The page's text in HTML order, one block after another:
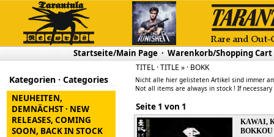
Startseite/Main Page · Warenkorb/Shopping Cart
Kategorien · Categories
NEUHEITEN,
DEMNÄCHST · NEW
RELEASES, COMING
SOON, BACK IN STOCK
TITEL · TITLE » · BOKK
Nicht alle hier gelisteten Artikel sind immer
Not all items are always in stock ! If
Seite 1 von 1
KAWAI,